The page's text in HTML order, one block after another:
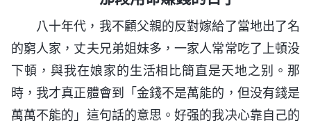
八十年代，我不顧父親的反對嫁給了當地出了名
的窮人家，丈夫兄弟姐妹多，一家人常常吃了上頓没
下頓，與我在娘家的生活相比簡直是天地之别。那
時，我才真正體會到「金錢不是萬能的，但没有錢是
萬萬不能的」這句話的意思。好强的我决心靠自己的